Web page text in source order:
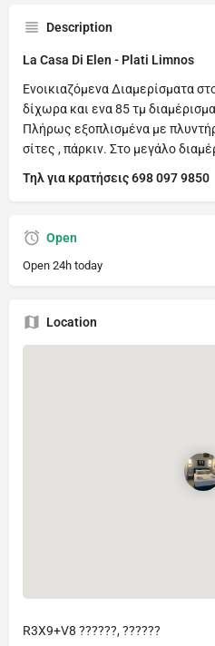
Description
La Casa Di Elen - Plati Limnos
Ενοικιαζόμενα Διαμερίσματα
δίχωρα και ενα 85 τμ
Πλήρως εξοπλισμένα με
σίτες , πάρκιν. Στο μεγάλο
Τηλ για κρατήσεις 698 097 9850
Open
Open 24h today
Location
R3X9+V8 ??????, ??????